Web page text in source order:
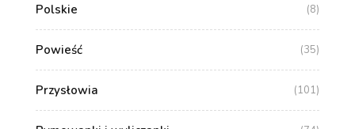
Polskie (8)
Powieść (35)
Przysłowia (101)